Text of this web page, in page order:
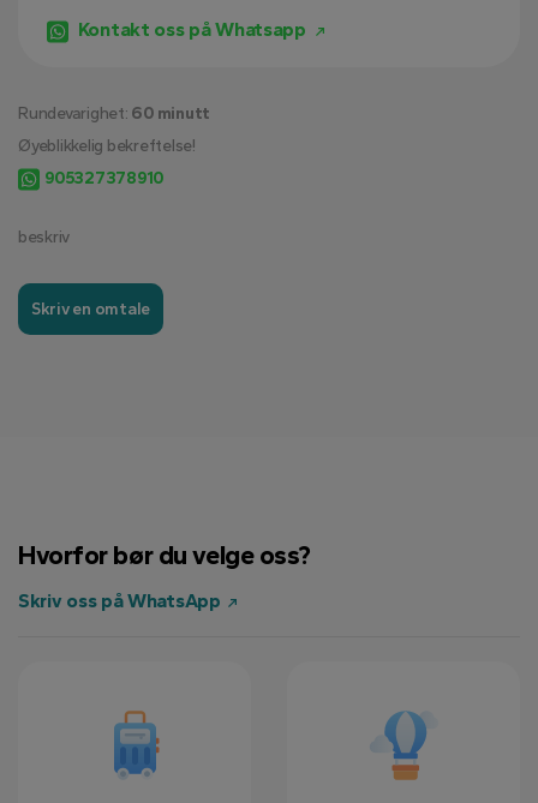
beskriv
Skriv en omtale
Kontakt oss på Whatsapp
Rundevarighet: 60 minutt
Øyeblikkelig bekreftelse!
905327378910
Hvorfor bør du velge oss?
Skriv oss på WhatsApp